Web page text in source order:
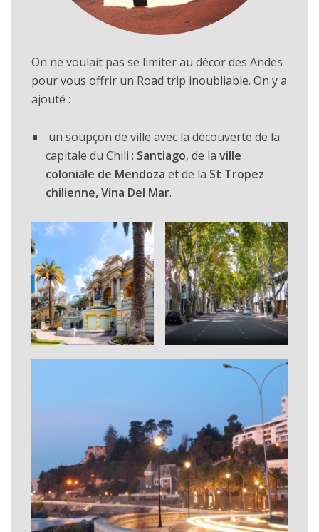
On ne voulait pas se limiter au décor des Andes
pour vous offrir un Road trip inoubliable. On y a
ajouté :
un soupçon de ville avec la découverte de la
capitale du Chili : Santiago, de la ville
coloniale de Mendoza et de la St Tropez
chilienne, Vina Del Mar.